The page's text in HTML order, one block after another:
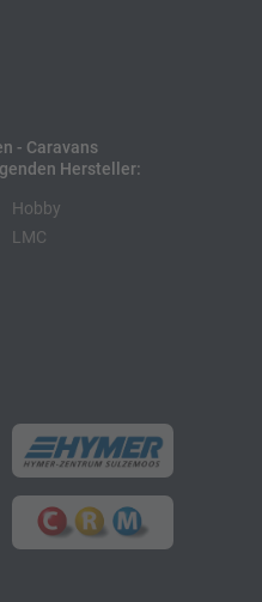
- Caravans
Hersteller:
Hobby
LMC